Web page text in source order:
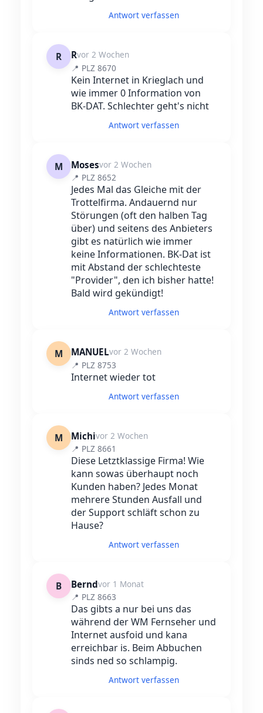
Antwort verfassen
R Rvor 2 Wochen
📍 PLZ 8670
Kein Internet in Krieglach und
wie immer 0 Information von
BK-DAT. Schlechter geht's nicht
Antwort verfassen
M Mosesvor 2 Wochen
📍 PLZ 8652
Jedes Mal das Gleiche mit der
Trottelfirma. Andauernd nur
Störungen (oft den halben Tag
über) und seitens des Anbieters
gibt es natürlich wie immer
keine Informationen. BK-Dat ist
mit Abstand der schlechteste
"Provider", den ich bisher hatte!
Bald wird gekündigt!
Antwort verfassen
M MANUELvor 2 Wochen
📍 PLZ 8753
Internet wieder tot
Antwort verfassen
M Michivor 2 Wochen
📍 PLZ 8661
Diese Letztklassige Firma! Wie
kann sowas überhaupt noch
Kunden haben? Jedes Monat
mehrere Stunden Ausfall und
der Support schläft schon zu
Hause?
Antwort verfassen
B Berndvor 1 Monat
📍 PLZ 8663
Das gibts a nur bei uns das
während der WM Fernseher und
Internet ausfoid und kana
erreichbar is. Beim Abbuchen
sinds ned so schlampig.
Antwort verfassen